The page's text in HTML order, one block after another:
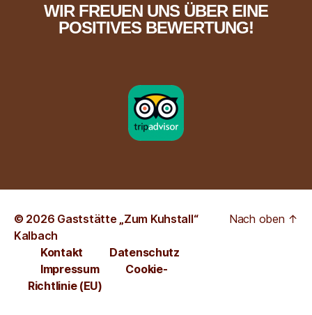
WIR FREUEN UNS ÜBER EINE
POSITIVES BEWERTUNG!
© 2026 Gaststätte „Zum Kuhstall“
Kalbach
Kontakt
Datenschutz
Impressum
Cookie-
Richtlinie (EU)
Nach oben ↑